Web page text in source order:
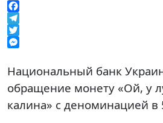
Facebook
Telegram
Twitter
Национальный банк
обращение монету «Ой, у
калина» с деноминацией в